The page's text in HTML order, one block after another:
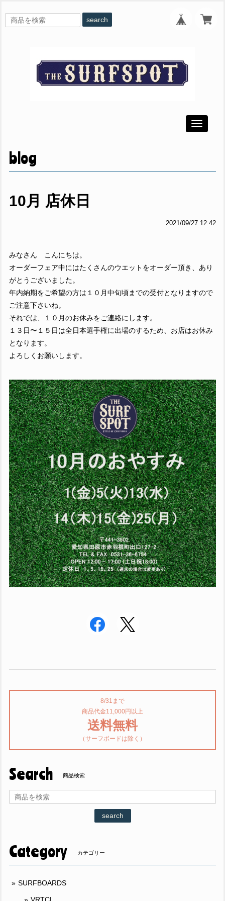
search
Toggle
blog
10月 店休日
2021/09/27 12:42
みなさん こんにちは。
オーダーフェア中にはたくさんのウエットをオーダー頂き、あり
がとうございました。
年内納期をご希望の方は１０月中旬頃までの受付となりますので
ご注意下さいね。
それでは、１０月のお休みをご連絡にします。
１３日〜１５日は全日本選手権に出場のするため、お店はお休み
となります。
よろしくお願いします。
8/31まで
商品代金11,000円以上
送料無料
（サーフボードは除く）
Search 商品検索
search
Category カテゴリー
SURFBOARDS